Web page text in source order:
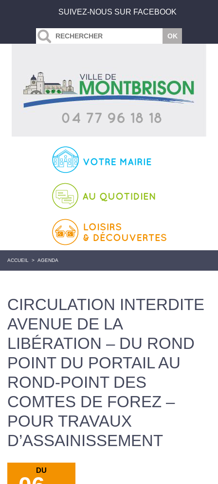
SUIVEZ-NOUS SUR FACEBOOK
ACCUEIL > AGENDA
CIRCULATION INTERDITE
AVENUE DE LA
LIBÉRATION – DU ROND
POINT DU PORTAIL AU
ROND-POINT DES
COMTES DE FOREZ –
POUR TRAVAUX
D’ASSAINISSEMENT
DU